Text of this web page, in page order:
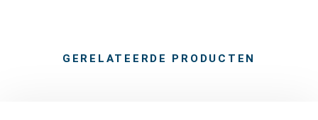
GERELATEERDE PRODUCTEN